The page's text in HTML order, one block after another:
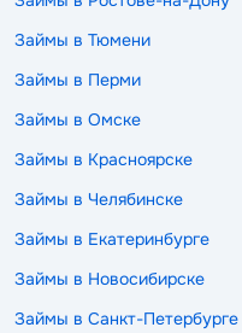
Займы в Тюмени
Займы в Перми
Займы в Омске
Займы в Красноярске
Займы в Челябинске
Займы в Екатеринбурге
Займы в Новосибирске
Займы в Санкт-Петербурге